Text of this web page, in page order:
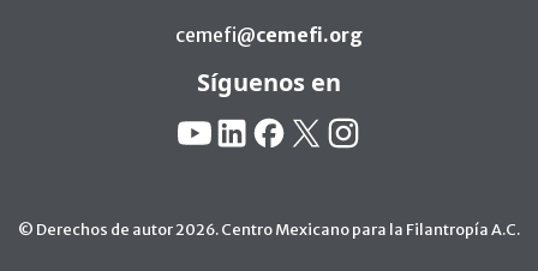
cemefi@cemefi.org
Síguenos en
YouTube
LinkedinFacebook
X Instagram
© Derechos de autor 2026. Centro Mexicano para la Filantropía A.C.